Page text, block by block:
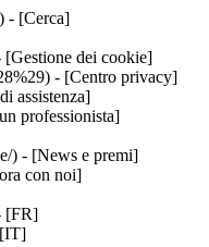
- [Cerca]
dei cookie]
- [Centro privacy]
assistenza]
professionista]
) - [News e premi]
con noi]
[FR]
[IT]